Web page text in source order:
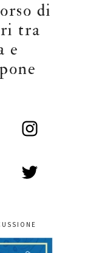
di
tra
e